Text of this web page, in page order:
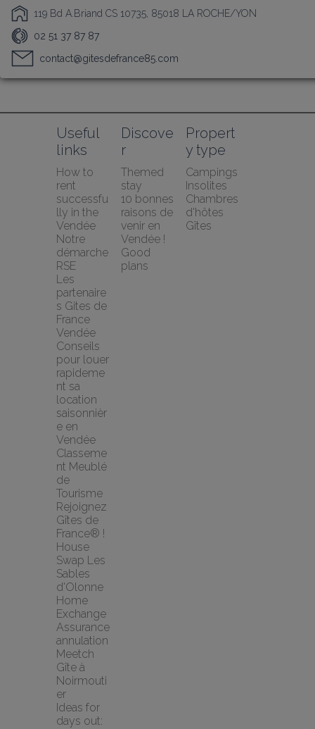
119 Bd A.Briand CS 10735, 85018 LA ROCHE/YON
02 51 37 87 87
contact@gitesdefrance85.com
Useful
links
How to
rent
successfu
lly in the
Vendée
Notre
démarche
RSE
Les
partenaire
s Gites de
France
Vendée
Conseils
pour louer
rapideme
nt sa
location
saisonnièr
e en
Vendée
Classeme
nt Meublé
de
Tourisme
Rejoignez
Gîtes de
France® !
House
Swap Les
Sables
d'Olonne
Home
Exchange
Assurance
annulation
Meetch
Gîte à
Noirmouti
er
Ideas for
days out:
Discove
r
Themed
stay
10 bonnes
raisons de
venir en
Vendée !
Good
plans
Propert
y type
Campings
Insolites
Chambres
d'hôtes
Gîtes